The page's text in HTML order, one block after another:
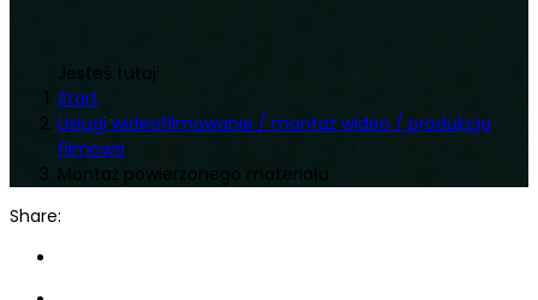
Jesteś tutaj:
Start
Usługi wideofilmowanie / montaż wideo / produkcja
filmowa
Montaż powierzonego materiału
Share: